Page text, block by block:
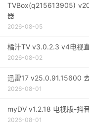
TVBox(q215613905)
器
2026-08-05
橘汁TV v3.0.2.3 v4电视
2026-08-02
迅雷17 v25.0.91.15600
2026-08-01
myDV v1.2.18 电视版-抖
2026-08-01